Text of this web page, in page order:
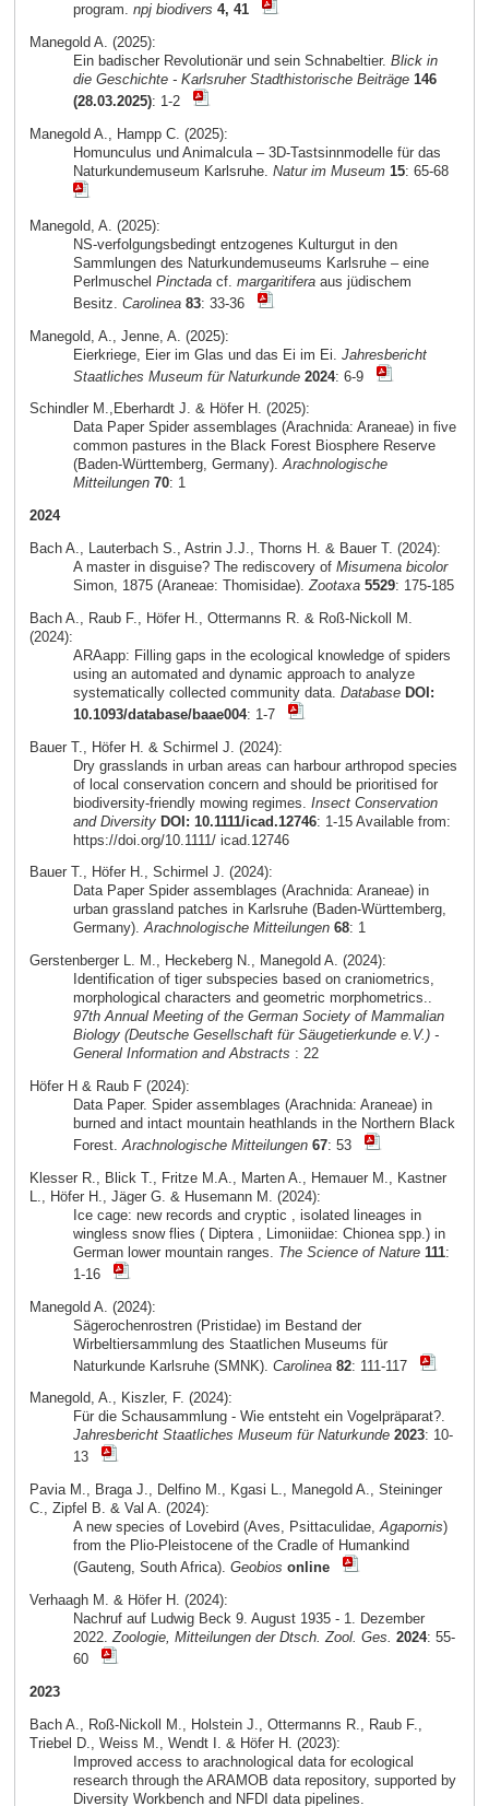
program. npj biodivers 4, 41
Manegold A. (2025):
Ein badischer Revolutionär und sein Schnabeltier. Blick in
die Geschichte - Karlsruher Stadthistorische Beiträge 146
(28.03.2025): 1-2
Manegold A., Hampp C. (2025):
Homunculus und Animalcula – 3D-Tastsinnmodelle für das
Naturkundemuseum Karlsruhe. Natur im Museum 15: 65-68
Manegold, A. (2025):
NS-verfolgungsbedingt entzogenes Kulturgut in den
Sammlungen des Naturkundemuseums Karlsruhe – eine
Perlmuschel Pinctadacf. margaritiferaaus jüdischem
Besitz. Carolinea 83: 33-36
Manegold, A., Jenne, A. (2025):
Eierkriege, Eier im Glas und das Ei im Ei. Jahresbericht
Staatliches Museum für Naturkunde 2024: 6-9
Schindler M.,Eberhardt J. & Höfer H. (2025):
Data Paper Spider assemblages (Arachnida: Araneae) in five
common pastures in the Black Forest Biosphere Reserve
(Baden-Württemberg, Germany).Arachnologische
Mitteilungen 70: 1
2024
Bach A., Lauterbach S., Astrin J.J., Thorns H. & Bauer T. (2024):
A master in disguise? The rediscovery of Misumena bicolor
Simon, 1875 (Araneae: Thomisidae). Zootaxa 5529: 175-185
Bach A., Raub F., Höfer H., Ottermanns R. & Roß-Nickoll M.
(2024):
ARAapp: Filling gaps in the ecological knowledge of spiders
using an automated and dynamic approach to analyze
systematically collected community data. Database DOI:
10.1093/database/baae004: 1-7
Bauer T., Höfer H. & Schirmel J. (2024):
Dry grasslands in urban areas can harbour arthropod species
of local conservation concern and should be prioritised for
biodiversity-friendly mowing regimes. Insect Conservation
and Diversity DOI: 10.1111/icad.12746: 1-15 Available from:
https://doi.org/10.1111/ icad.12746
Bauer T., Höfer H., Schirmel J. (2024):
Data Paper Spider assemblages (Arachnida: Araneae) in
urban grassland patches in Karlsruhe (Baden-Württemberg,
Germany).Arachnologische Mitteilungen 68: 1
Gerstenberger L. M., Heckeberg N., Manegold A. (2024):
Identification of tiger subspecies based on craniometrics,
morphological characters and geometric morphometrics..
97th Annual Meeting of the German Society of Mammalian
Biology (Deutsche Gesellschaft für Säugetierkunde e.V.) -
General Information and Abstracts : 22
Höfer H & Raub F (2024):
Data Paper. Spider assemblages (Arachnida: Araneae) in
burned and intact mountain heathlands in the Northern Black
Forest. Arachnologische Mitteilungen 67: 53
Klesser R., Blick T., Fritze M.A., Marten A., Hemauer M., Kastner
L., Höfer H., Jäger G. & Husemann M. (2024):
Ice cage: new records and cryptic , isolated lineages in
wingless snow flies ( Diptera , Limoniidae: Chionea spp.) in
German lower mountain ranges. The Science of Nature 111:
1-16
Manegold A. (2024):
Sägerochenrostren (Pristidae) im Bestand der
Wirbeltiersammlung des Staatlichen Museums für
Naturkunde Karlsruhe (SMNK). Carolinea 82: 111-117
Manegold, A., Kiszler, F. (2024):
Für die Schausammlung - Wie entsteht ein Vogelpräparat?.
Jahresbericht Staatliches Museum für Naturkunde 2023: 10-
13
Pavia M., Braga J., Delfino M., Kgasi L., Manegold A., Steininger
C., Zipfel B. & Val A. (2024):
A new species of Lovebird (Aves, Psittaculidae,Agapornis)
from the Plio-Pleistocene of the Cradle of Humankind
(Gauteng, South Africa). Geobios online
Verhaagh M. & Höfer H. (2024):
Nachruf auf Ludwig Beck 9. August 1935 - 1. Dezember
2022. Zoologie, Mitteilungen der Dtsch. Zool. Ges. 2024: 55-
60
2023
Bach A., Roß-Nickoll M., Holstein J., Ottermanns R., Raub F.,
Triebel D., Weiss M., Wendt I. & Höfer H. (2023):
Improved access to arachnological data for ecological
research through the ARAMOB data repository, supported by
Diversity Workbench and NFDI data pipelines.